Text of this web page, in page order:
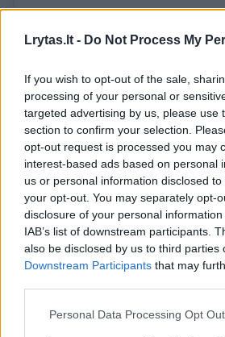
Lrytas.lt - Do Not Process My
If you wish to opt-out of the sale,
processing of your personal or
targeted advertising by us, please use
section to confirm your selection.
opt-out request is processed you may
interest-based ads based on personal
us or personal information disclosed
your opt-out. You may separately opt-
disclosure of your personal
IAB’s list of downstream participants.
also be disclosed by us to third parties
Downstream Participants that may
Personal Data Processing Opt
Andžej Pukšto
branduoliniai
Komentuoti po šiuo
Komentuoti gali tik Lrytas
Prisijunkite prie registruotų
bendruomenės ir bendraukite
Rodyti
Prisijungti